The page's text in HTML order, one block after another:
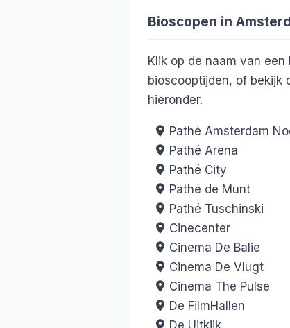
Bioscopen in
Klik op de naam van
bioscooptijden, of bekijk
hieronder.
Pathé Amsterdam
Pathé Arena
Pathé City
Pathé de Munt
Pathé Tuschinski
Cinecenter
Cinema De Balie
Cinema De Vlugt
Cinema The Pulse
De FilmHallen
De Uitkijk